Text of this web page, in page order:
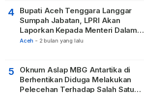
4
Bupati Aceh Tenggara Langgar
Sumpah Jabatan, LPRI Akan
Laporkan Kepada Menteri Dalam
Negeri
Aceh - 2 bulan yang lalu
5
Oknum Aslap MBG Antartika di
Berhentikan Diduga Melakukan
Pelecehan Terhadap Salah Satu